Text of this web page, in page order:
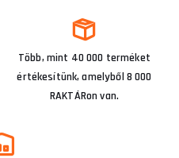
Több, mint 40 000 terméket
értékesítünk, amelyből 8 000
RAKTÁRon van.